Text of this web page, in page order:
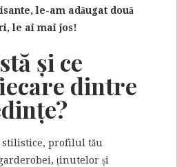
le-am adăugat două
le ai mai jos!
și ce
dintre
stilistice, profilul tău
ținutelor și